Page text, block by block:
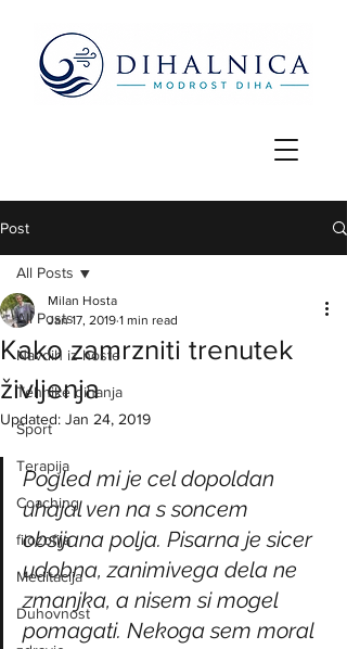
Post
All Posts
Navdih iz hoste
Tehnike dihanja
Šport
Terapija
Coaching
filozofija
Meditacija
Duhovnost
All Posts
Kako zamrzniti trenutek
življenja
Milan Hosta
Jan 17, 2019 1 min read
Updated: Jan 24, 2019
Pogled mi je cel dopoldan
uhajal ven na s soncem
obsijana polja. Pisarna je sicer
udobna, zanimivega dela ne
zmanjka, a nisem si mogel
pomagati. Nekoga sem moral